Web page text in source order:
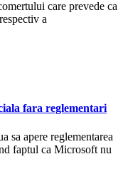
care prevede ca
a
fara reglementari
sa apere reglementarea
faptul ca Microsoft nu